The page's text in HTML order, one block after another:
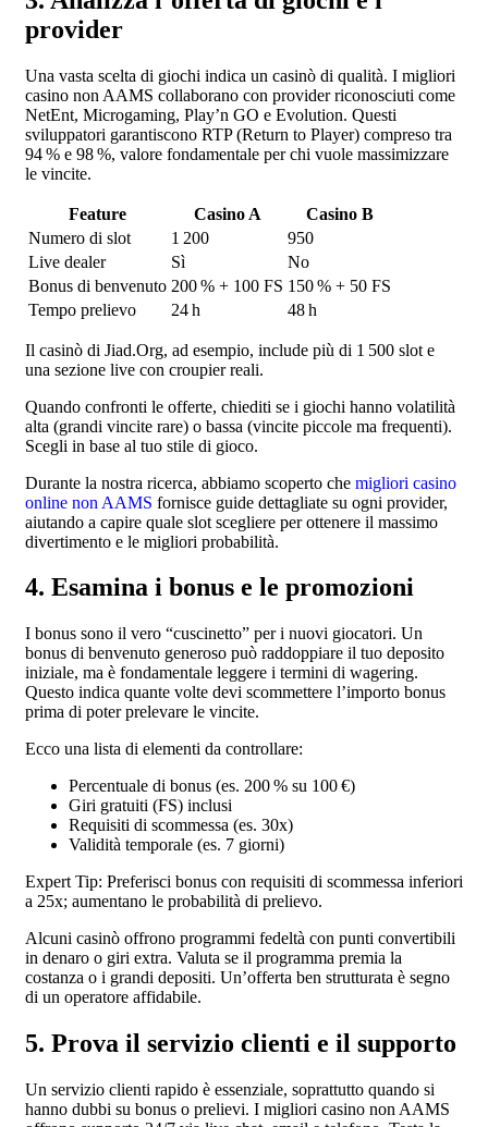
provider
Una vasta scelta di giochi indica un casinò di qualità. I migliori
casino non AAMS collaborano con provider riconosciuti come
NetEnt, Microgaming, Play’n GO e Evolution. Questi
sviluppatori garantiscono RTP (Return to Player) compreso tra
94 % e 98 %, valore fondamentale per chi vuole massimizzare
le vincite.
Feature Casino A
Casino B
Numero di slot
1 200
950
Live dealer
Sì
No
Bonus di benvenuto 200 % + 100 FS 150 % + 50 FS
Tempo prelievo
24 h 48 h
Il casinò di Jiad.Org, ad esempio, include più di 1 500 slot e
una sezione live con croupier reali.
Quando confronti le offerte, chiediti se i giochi hanno volatilità
alta (grandi vincite rare) o bassa (vincite piccole ma frequenti).
Scegli in base al tuo stile di gioco.
Durante la nostra ricerca, abbiamo scoperto che migliori casino
online non AAMS fornisce guide dettagliate su ogni provider,
aiutando a capire quale slot scegliere per ottenere il massimo
divertimento e le migliori probabilità.
4. Esamina i bonus e le promozioni
I bonus sono il vero “cuscinetto” per i nuovi giocatori. Un
bonus di benvenuto generoso può raddoppiare il tuo deposito
iniziale, ma è fondamentale leggere i termini di wagering.
Questo indica quante volte devi scommettere l’importo bonus
prima di poter prelevare le vincite.
Ecco una lista di elementi da controllare:
Percentuale di bonus (es. 200 % su 100 €)
Giri gratuiti (FS) inclusi
Requisiti di scommessa (es. 30x)
Validità temporale (es. 7 giorni)
Expert Tip: Preferisci bonus con requisiti di scommessa inferiori
a 25x; aumentano le probabilità di prelievo.
Alcuni casinò offrono programmi fedeltà con punti convertibili
in denaro o giri extra. Valuta se il programma premia la
costanza o i grandi depositi. Un’offerta ben strutturata è segno
di un operatore affidabile.
5. Prova il servizio clienti e il supporto
Un servizio clienti rapido è essenziale, soprattutto quando si
hanno dubbi su bonus o prelievi. I migliori casino non AAMS